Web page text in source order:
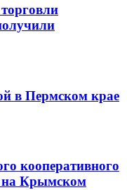
в Пермском крае
кооперативного
на Крымском